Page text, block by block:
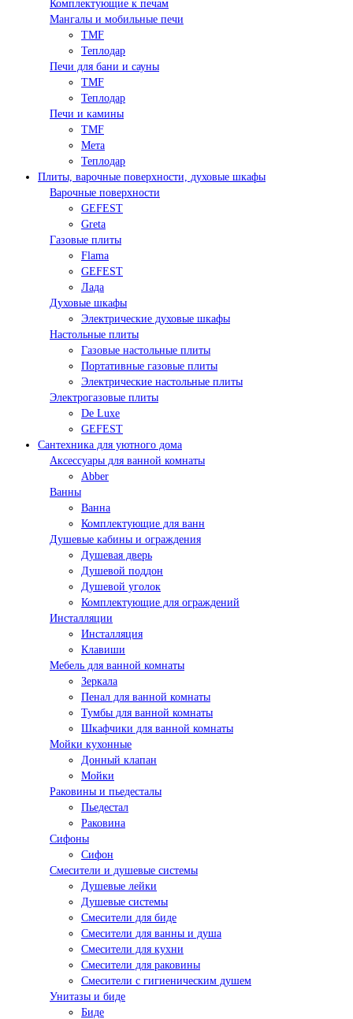
Комплектующие к печам
Мангалы и мобильные печи
TMF
Теплодар
Печи для бани и сауны
TMF
Теплодар
Печи и камины
TMF
Мета
Теплодар
Плиты, варочные поверхности, духовые шкафы
Варочные поверхности
GEFEST
Greta
Газовые плиты
Flama
GEFEST
Лада
Духовые шкафы
Электрические духовые шкафы
Настольные плиты
Газовые настольные плиты
Портативные газовые плиты
Электрические настольные плиты
Электрогазовые плиты
De Luxe
GEFEST
Сантехника для уютного дома
Аксессуары для ванной комнаты
Abber
Ванны
Ванна
Комплектующие для ванн
Душевые кабины и ограждения
Душевая дверь
Душевой поддон
Душевой уголок
Комплектующие для ограждений
Инсталляции
Инсталляция
Клавиши
Мебель для ванной комнаты
Зеркала
Пенал для ванной комнаты
Тумбы для ванной комнаты
Шкафчики для ванной комнаты
Мойки кухонные
Донный клапан
Мойки
Раковины и пьедесталы
Пьедестал
Раковина
Сифоны
Сифон
Смесители и душевые системы
Душевые лейки
Душевые системы
Смесители для биде
Смесители для ванны и душа
Смесители для кухни
Смесители для раковины
Смесители с гигиеническим душем
Унитазы и биде
Биде